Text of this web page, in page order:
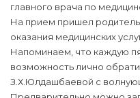
главного врача по
На прием пришел
оказания медицинских
Напоминаем, что каждую
возможность лично
З.Х.Юлдашбаевой с